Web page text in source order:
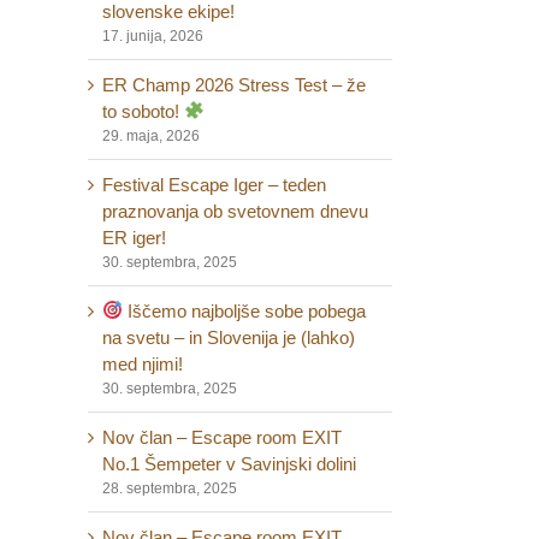
slovenske ekipe!
17. junija, 2026
ER Champ 2026 Stress Test – že
to soboto!
29. maja, 2026
Festival Escape Iger – teden
praznovanja ob svetovnem dnevu
ER iger!
30. septembra, 2025
Iščemo najboljše sobe pobega
na svetu – in Slovenija je (lahko)
med njimi!
30. septembra, 2025
Nov član – Escape room EXIT
No.1 Šempeter v Savinjski dolini
28. septembra, 2025